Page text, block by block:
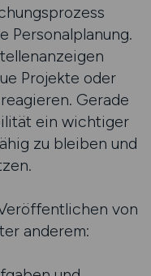
Personalplanung.
Projekte oder
Gerade
ein wichtiger
zu bleiben und
von
anderem: